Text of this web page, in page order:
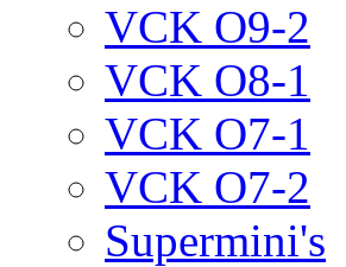
VCK O9-2
VCK O8-1
VCK O7-1
VCK O7-2
Supermini's